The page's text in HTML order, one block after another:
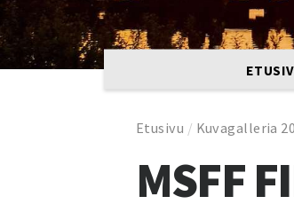
Etusivu / Kuvagalleria
MSFF